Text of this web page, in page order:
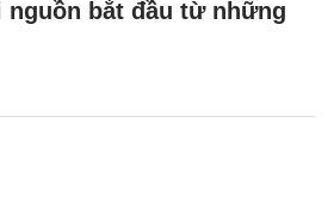
nguồn bắt đầu từ những